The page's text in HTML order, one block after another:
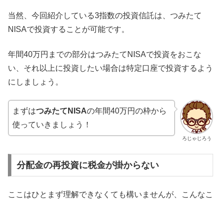
当然、今回紹介している3指数の投資信託は、つみたて
NISAで投資することが可能です。
年間40万円までの部分はつみたてNISAで投資をおこな
い、それ以上に投資したい場合は特定口座で投資するよう
にしましょう。
ろじゃじろう
まずはつみたてNISAの年間40万円の枠から
使っていきましょう！
分配金の再投資に税金が掛からない
ここはひとまず理解できなくても構いませんが、こんなこ